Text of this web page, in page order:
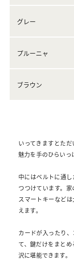
グレー
プルーニャ
ブラウン
いってきますとた
魅力を手のひらいっ
中にはベルトに通
つつけています。
スマートキーなど
えます。
カードが入ったり
て、鍵だけをまと
沢に堪能できます。